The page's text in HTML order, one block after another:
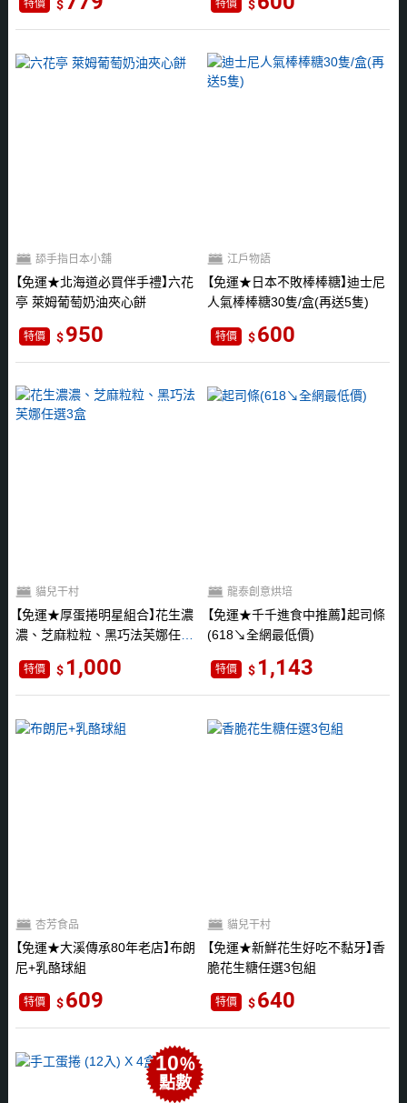
特價 特價
免運★北海道必買伴手禮 六花
亭 萊姆葡萄奶油夾心餅
舔手指日本小舖
特價 950
免運★日本不敗棒棒糖 迪士尼
人氣棒棒糖30隻/盒(再送5隻)
江戶物語
特價 600
免運★厚蛋捲明星組合 花生濃
濃、芝麻粒粒、黑巧法芙娜任選
貓兒干村
特價 1,000
免運★千千進食中推薦 起司條
(618↘全網最低價)
龍泰創意烘培
特價 1,143
免運★大溪傳承80年老店 布朗
尼+乳酪球組
杏芳食品
特價 609
免運★新鮮花生好吃不黏牙 香
脆花生糖任選3包組
貓兒干村
特價 640
10％
點數